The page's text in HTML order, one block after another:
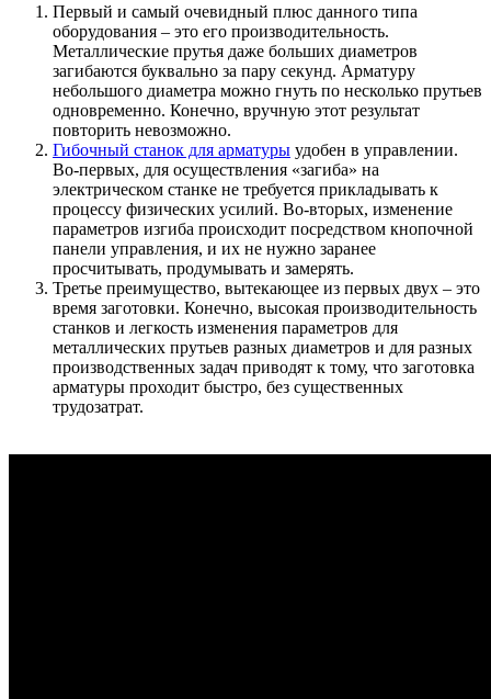
Первый и самый очевидный плюс данного типа
оборудования – это его производительность.
Металлические прутья даже больших диаметров
загибаются буквально за пару секунд. Арматуру
небольшого диаметра можно гнуть по несколько прутьев
одновременно. Конечно, вручную этот результат
повторить невозможно.
Гибочный станок для арматуры удобен в управлении.
Во-первых, для осуществления «загиба» на
электрическом станке не требуется прикладывать к
процессу физических усилий. Во-вторых, изменение
параметров изгиба происходит посредством кнопочной
панели управления, и их не нужно заранее
просчитывать, продумывать и замерять.
Третье преимущество, вытекающее из первых двух – это
время заготовки. Конечно, высокая производительность
станков и легкость изменения параметров для
металлических прутьев разных диаметров и для разных
производственных задач приводят к тому, что заготовка
арматуры проходит быстро, без существенных
трудозатрат.